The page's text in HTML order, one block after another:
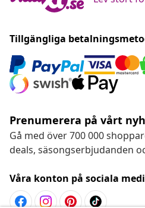
Tillgängliga
Prenumerera på vårt
Gå med över 700 000
deals, säsongserbjudanden
Våra konton på sociala